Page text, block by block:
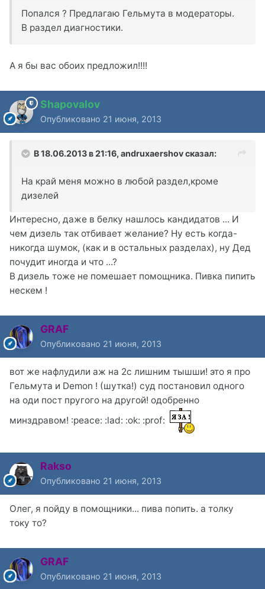
Попался ? Предлагаю Гельмута в модераторы.
В раздел диагностики.
А я бы вас обоих предложил!!!!
Shapovalov
Опубликовано 21 июня, 2013
В 18.06.2013 в 21:16, andruxaershov сказал:
На край меня можно в любой раздел,кроме
дизелей
Интересно, даже в белку нашлось кандидатов ... И
чем дизель так отбивает желание? Ну есть когда-
никогда шумок, (как и в остальных разделах), ну Дед
почудит иногда и что ...?
В дизель тоже не помешает помощника. Пивка пипить
нескем !
GRAF
Опубликовано 21 июня, 2013
вот же нафлудили аж на 2с лишним тышши! это я про
Гельмута и Demon ! (шутка!) суд постановил одного
на оди пост пругого на другой! одобренно
минздравом! :peace: :lad: :ok: :prof:
Rakso
Опубликовано 21 июня, 2013
Олег, я пойду в помощники... пива попить. а толку
току то?
GRAF
Опубликовано 21 июня, 2013